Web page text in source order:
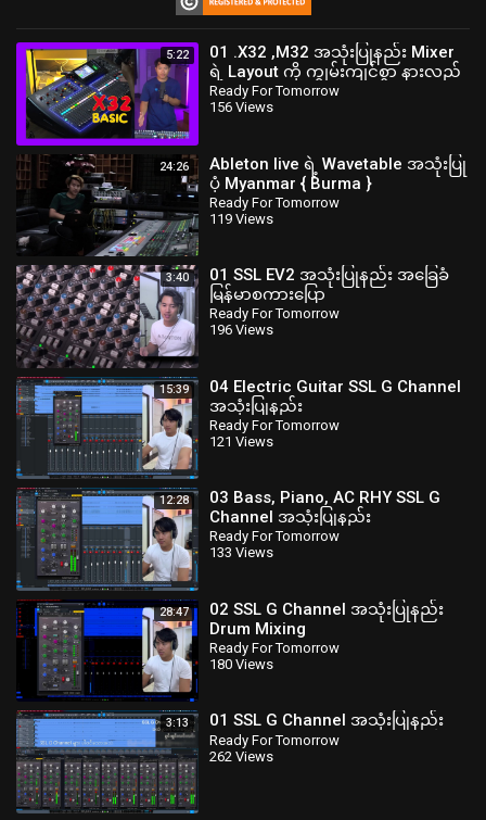
5:22
01 .X32 ,M32 အသုံးပြုနည်း Mixer
ရဲ့ Layout ကို ကျွမ်းကျင်စွာ နားလည်
ခြင်း
Ready For Tomorrow
156 Views
24:26
Ableton live ရဲ့ Wavetable အသုံးပြု
ပုံ Myanmar { Burma }
Ready For Tomorrow
119 Views
3:40
01 SSL EV2 အသုံးပြုနည်း အခြေခံ
မြန်မာစကားပြော
Ready For Tomorrow
196 Views
15:39
04 Electric Guitar ⁣⁣SSL G Channel
⁣အသုံးပြုနည်း
Ready For Tomorrow
121 Views
12:28
03 Bass, Piano, AC RHY ⁣SSL G
Channel ⁣အသုံးပြုနည်း
Ready For Tomorrow
133 Views
28:47
02 SSL G Channel အသုံးပြုနည်း
Drum Mixing
Ready For Tomorrow
180 Views
3:13 01 SSL G Channel အသုံးပြုနည်း
Ready For Tomorrow
262 Views